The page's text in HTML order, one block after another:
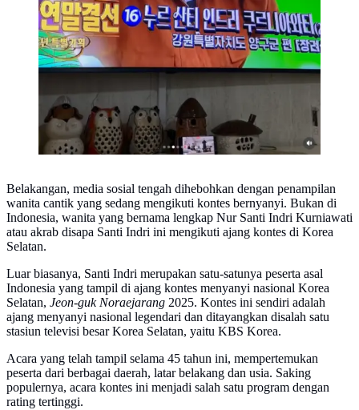
Belakangan, media sosial tengah dihebohkan dengan penampilan
wanita cantik yang sedang mengikuti kontes bernyanyi. Bukan di
Indonesia, wanita yang bernama lengkap Nur Santi Indri Kurniawati
atau akrab disapa Santi Indri ini mengikuti ajang kontes di Korea
Selatan.
Luar biasanya, Santi Indri merupakan satu-satunya peserta asal
Indonesia yang tampil di ajang kontes menyanyi nasional Korea
Selatan, Jeon-guk Noraejarang 2025. Kontes ini sendiri adalah
ajang menyanyi nasional legendari dan ditayangkan disalah satu
stasiun televisi besar Korea Selatan, yaitu KBS Korea.
Acara yang telah tampil selama 45 tahun ini, mempertemukan
peserta dari berbagai daerah, latar belakang dan usia. Saking
populernya, acara kontes ini menjadi salah satu program dengan
rating tertinggi.